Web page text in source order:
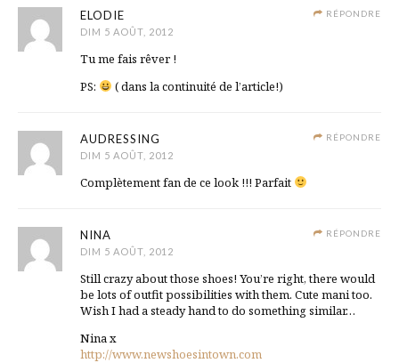
RÉPONDRE
ELODIE
DIM 5 AOÛT, 2012
Tu me fais rêver !
PS:
( dans la continuité de l’article!)
RÉPONDRE
AUDRESSING
DIM 5 AOÛT, 2012
Complètement fan de ce look !!! Parfait
RÉPONDRE
NINA
DIM 5 AOÛT, 2012
Still crazy about those shoes! You’re right, there would
be lots of outfit possibilities with them. Cute mani too.
Wish I had a steady hand to do something similar…
Nina x
http://www.newshoesintown.com